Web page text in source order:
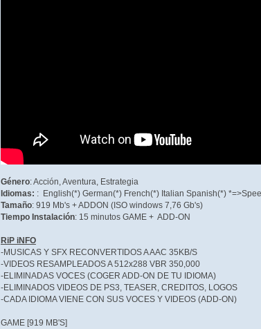
Género: Acción, Aventura, Estrategia
Idiomas: : English(*) German(*) French(*) Italian Spanish(*)
Tamaño: 919 Mb's + ADDON (ISO windows 7,76 Gb's)
Tiempo Instalación: 15 minutos GAME + ADD-ON
RiP iNFO
-MUSICAS Y SFX RECONVERTIDOS A AAC 35KB/S
-VIDEOS RESAMPLEADOS A 512x288 VBR 350,000
-ELIMINADAS VOCES (COGER ADD-ON DE TU IDIOMA)
-ELIMINADOS VIDEOS DE PS3, TEASER, CREDITOS, LOGOS
-CADA IDIOMA VIENE CON SUS VOCES Y VIDEOS (ADD-ON)
GAME [919 MB'S]